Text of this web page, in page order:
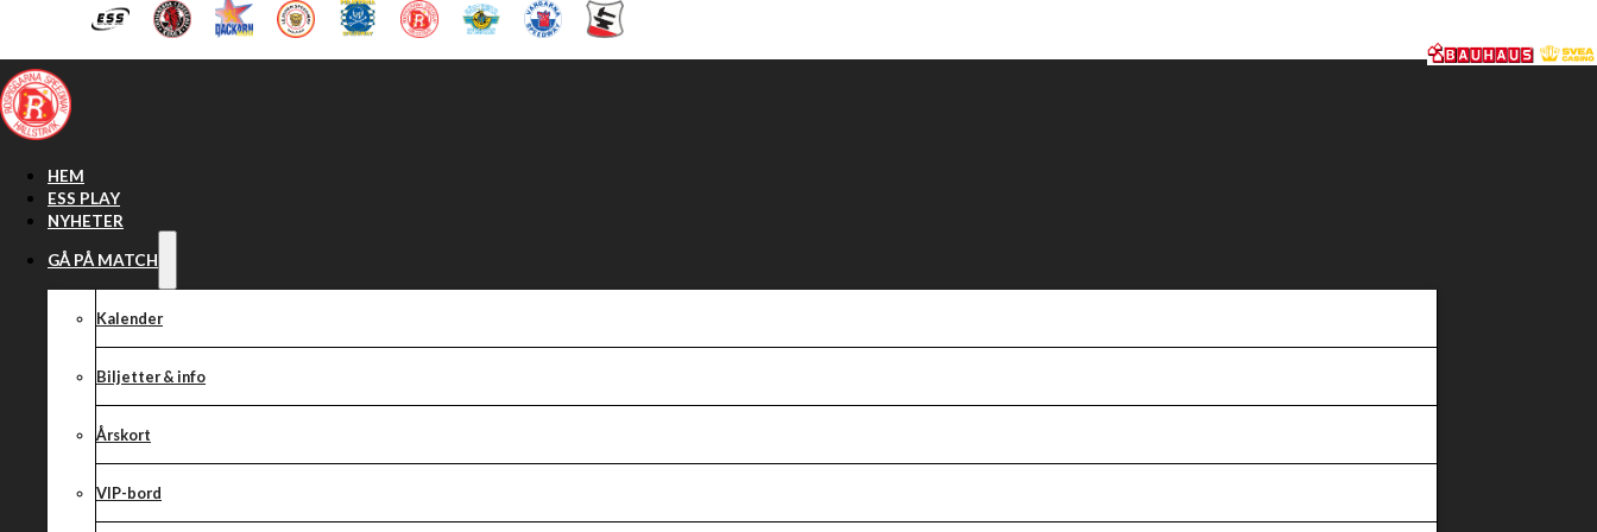
Hoppa till huvudinnehåll Hoppa till sidfot
HEM
ESS PLAY
NYHETER
GÅ PÅ MATCH
Kalender
Biljetter & info
Årskort
VIP-bord